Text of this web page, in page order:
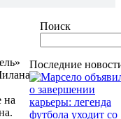
на
Поиск
Последние